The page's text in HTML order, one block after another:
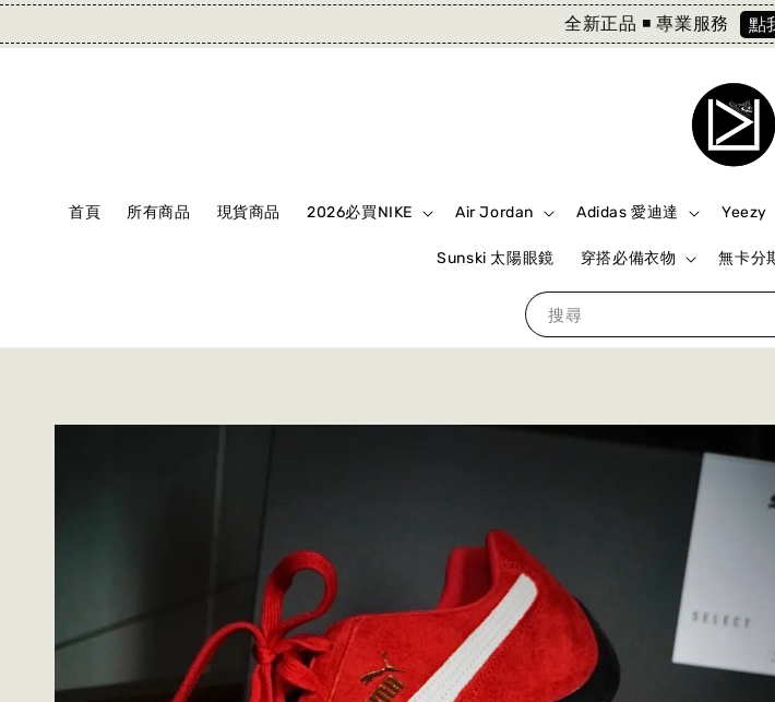
全新正品 ◾️ 專業服務 點
搜尋
首頁 所有商品 現貨商品 2026必買NIKE Air Jordan Adidas 愛迪達 Yeezy
Sunski 太陽眼鏡 穿搭必備衣物 無卡分